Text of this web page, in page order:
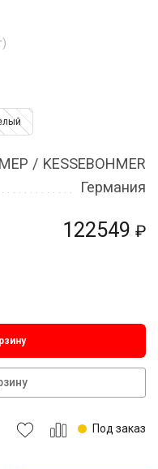
122549 ₽
/ KESSEBOHMER
Германия
Под заказ